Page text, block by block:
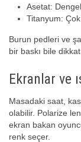
Asetat:
Titanyum:
Burun pedleri ve
bir baskı bile dikkat
Ekranlar ve
Masadaki saat,
olabilir. Polarize
ekran bakan
renk seçer.